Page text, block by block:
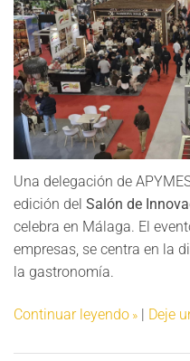
Una delegación de
edición del Salón de
celebra en Málaga. El
empresas, se centra en la
la gastronomía.
Continuar leyendo Deje